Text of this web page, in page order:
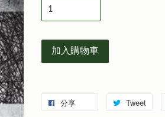
加入購物車
分享 Tweet